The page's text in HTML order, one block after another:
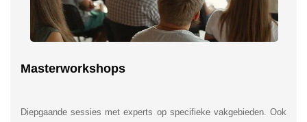
Masterworkshops
Diepgaande sessies met experts op specifieke vakgebieden. Ook